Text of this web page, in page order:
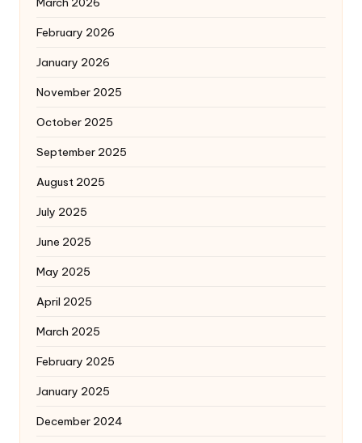
February 2026
January 2026
November 2025
October 2025
September 2025
August 2025
July 2025
June 2025
May 2025
April 2025
March 2025
February 2025
January 2025
December 2024